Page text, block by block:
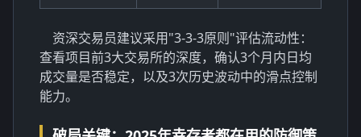
资深交易员建议采用"3-3-3原则"评估流动性：
查看项目前3大交易所的深度，确认3个月内日均
成交量是否稳定，以及3次历史波动中的滑点控制
能力。